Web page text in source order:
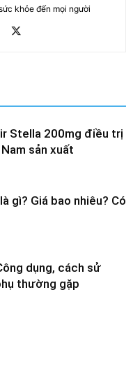
khỏe đến mọi người
Stella 200mg điều trị
sản xuất
gì? Giá bao nhiêu? Có
dụng, cách sử
thường gặp